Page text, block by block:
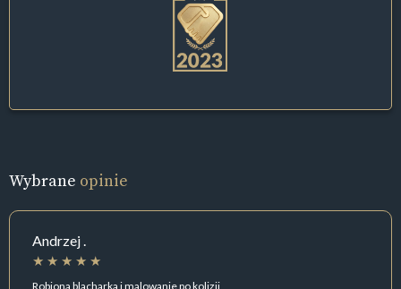
Wybrane opinie
Andrzej .
Robiona blacharka i malowanie po kolizji